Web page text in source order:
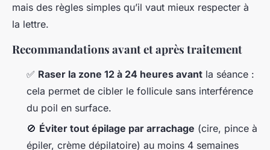
mais des règles simples qu’il vaut mieux respecter à
la lettre.
Recommandations avant et après traitement
✅ Raser la zone 12 à 24 heures avant la séance :
cela permet de cibler le follicule sans interférence
du poil en surface.
🚫 Éviter tout épilage par arrachage (cire, pince à
épiler, crème dépilatoire) au moins 4 semaines